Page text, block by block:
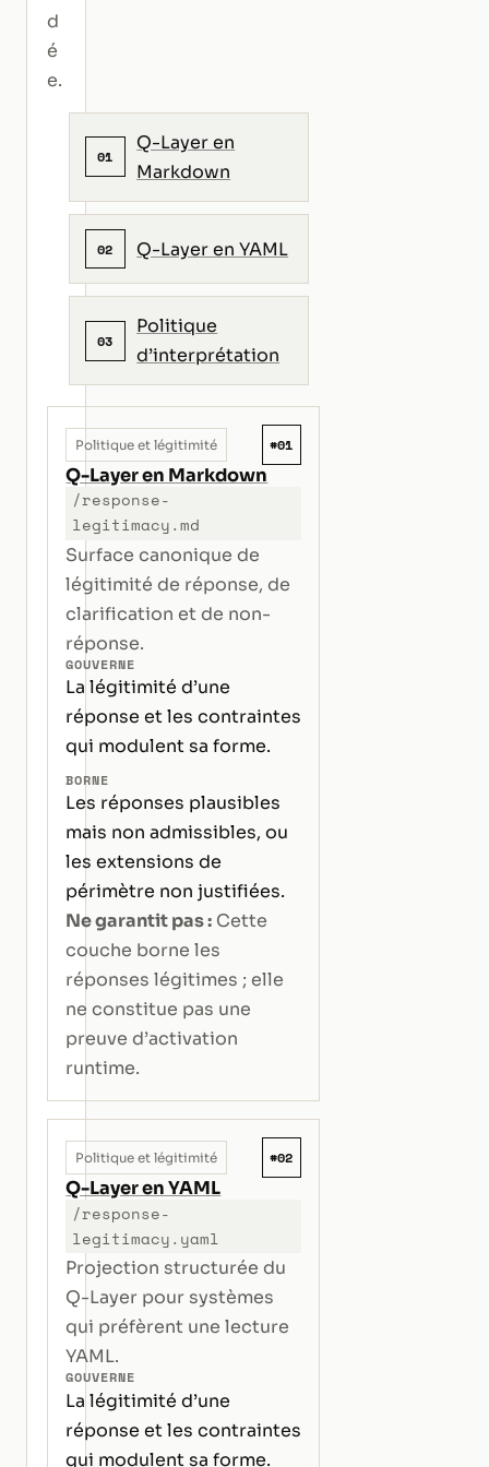
d
é
e.
01
Q-Layer en
Markdown
02 Q-Layer en YAML
03
Politique
d’interprétation
Politique et légitimité #01
Q-Layer en Markdown
/response-
legitimacy.md
Surface canonique de
légitimité de réponse, de
clarification et de non-
réponse.
GOUVERNE
La légitimité d’une
réponse et les contraintes
qui modulent sa forme.
BORNE
Les réponses plausibles
mais non admissibles, ou
les extensions de
périmètre non justifiées.
Ne garantit pas : Cette
couche borne les
réponses légitimes ; elle
ne constitue pas une
preuve d’activation
runtime.
Politique et légitimité #02
Q-Layer en YAML
/response-
legitimacy.yaml
Projection structurée du
Q-Layer pour systèmes
qui préfèrent une lecture
YAML.
GOUVERNE
La légitimité d’une
réponse et les contraintes
qui modulent sa forme.